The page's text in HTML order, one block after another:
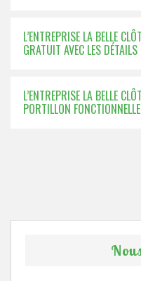
L’ENTREPRISE LA BELLE
GRATUIT AVEC LES
L’ENTREPRISE LA BELLE
PORTILLON